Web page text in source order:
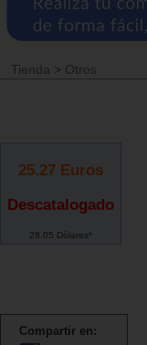
Tienda > Otros
25.27 Euros
Descatalogado
28.05 Dólares*
Compartir en: